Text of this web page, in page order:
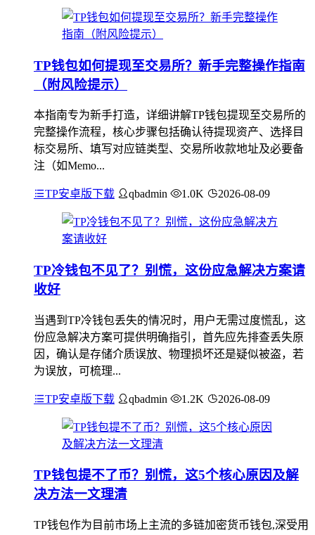
TP钱包如何提现至交易所？新手完整操作指南
（附风险提示）
本指南专为新手打造，详细讲解TP钱包提现至交易所的
完整操作流程，核心步骤包括确认待提现资产、选择目
标交易所、填写对应链类型、交易所收款地址及必要备
注（如Memo...
TP安卓版下载 qbadmin 1.0K 2026-08-09
TP冷钱包不见了？别慌，这份应急解决方案请
收好
当遇到TP冷钱包丢失的情况时，用户无需过度慌乱，这
份应急解决方案可提供明确指引，首先应先排查丢失原
因，确认是存储介质误放、物理损坏还是疑似被盗，若
为误放，可梳理...
TP安卓版下载 qbadmin 1.2K 2026-08-09
TP钱包提不了币？别慌，这5个核心原因及解
决方法一文理清
TP钱包作为目前市场上主流的多链加密货币钱包,深受用